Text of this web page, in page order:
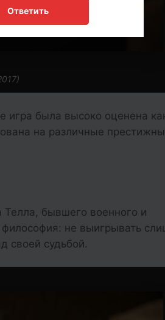
игра была высоко оценена
на различные
бывшего военного и
не выигрывать
своей судьбой.
Ответить